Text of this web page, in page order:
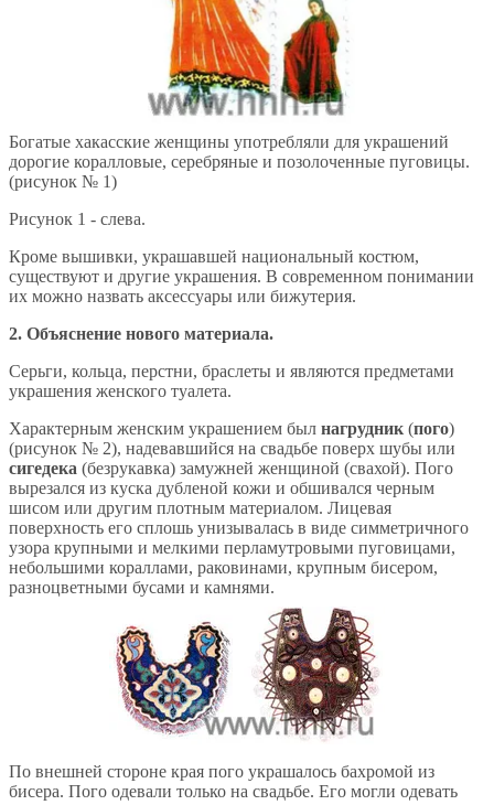
Богатые хакасские женщины употребляли для украшений
дорогие коралловые, серебряные и позолоченные пуговицы.
(рисунок № 1)
Рисунок 1 - слева.
Кроме вышивки, украшавшей национальный костюм,
существуют и другие украшения. В современном понимании
их можно назвать аксессуары или бижутерия.
2. Объяснение нового материала.
Серьги, кольца, перстни, браслеты и являются предметами
украшения женского туалета.
Характерным женским украшением был нагрудник (пого)
(рисунок № 2), надевавшийся на свадьбе поверх шубы или
сигедека (безрукавка) замужней женщиной (свахой). Пого
вырезался из куска дубленой кожи и обшивался черным
шисом или другим плотным материалом. Лицевая
поверхность его сплошь унизывалась в виде симметричного
узора крупными и мелкими перламутровыми пуговицами,
небольшими кораллами, раковинами, крупным бисером,
разноцветными бусами и камнями.
По внешней стороне края пого украшалось бахромой из
бисера. Пого одевали только на свадьбе. Его могли одевать